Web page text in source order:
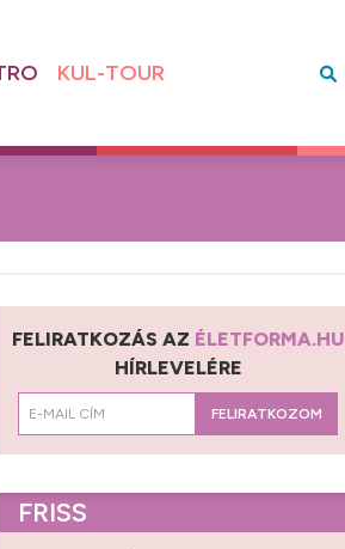
KUL-TOUR
FELIRATKOZÁS AZ ÉLETFORMA.HU
HÍRLEVELÉRE
FELIRATKOZOM
FRISS